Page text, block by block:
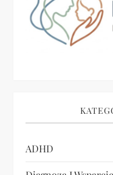
a
i
s
ADHD